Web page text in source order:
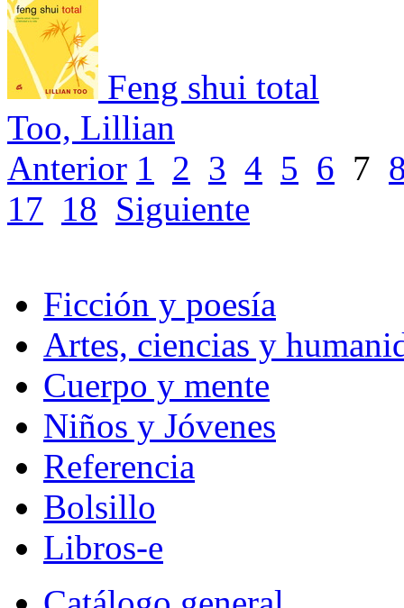
Feng shui total
Too, Lillian
Anterior 1 2 3 4 5 6 7
17 18 Siguiente
Ficción y poesía
Artes, ciencias y
Cuerpo y mente
Niños y Jóvenes
Referencia
Bolsillo
Libros-e